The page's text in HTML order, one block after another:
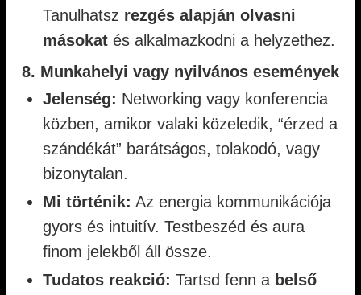
Tanulhatsz rezgés alapján olvasni
másokat és alkalmazkodni a helyzethez.
8. Munkahelyi vagy nyilvános események
Jelenség: Networking vagy konferencia
közben, amikor valaki közeledik, “érzed a
szándékát” barátságos, tolakodó, vagy
bizonytalan.
Mi történik: Az energia kommunikációja
gyors és intuitív. Testbeszéd és aura
finom jelekből áll össze.
Tudatos reakció: Tartsd fenn a belső